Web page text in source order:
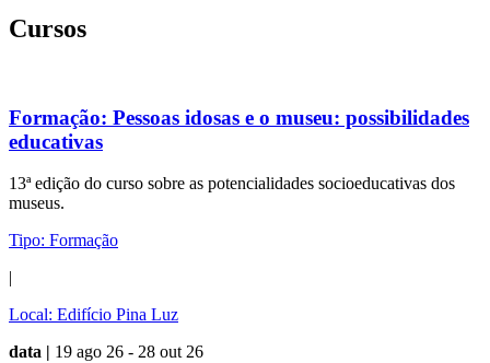
Cursos
Formação: Pessoas idosas e o museu: possibilidades
educativas
13ª edição do curso sobre as potencialidades socioeducativas dos
museus.
Tipo: Formação
|
Local: Edifício Pina Luz
data | 19 ago 26 - 28 out 26